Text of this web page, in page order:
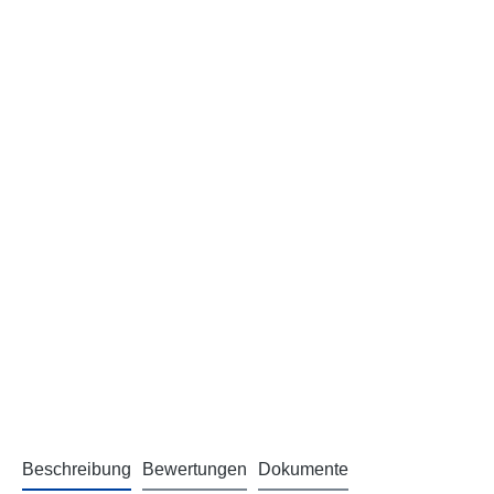
Beschreibung Bewertungen Dokumente